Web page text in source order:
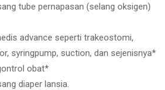
tube pernapasan (selang oksigen)
advance seperti trakeostomi,
syringpump, suction, dan sejenisnya*
obat*
diaper lansia.